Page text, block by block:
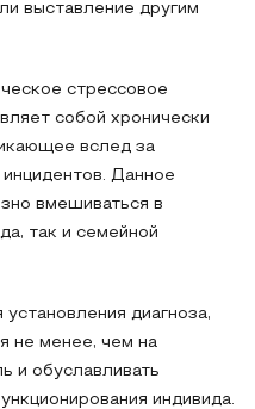
выставление другим
стрессовое
собой хронически
вслед за
Данное
вмешиваться в
так и семейной
диагноза,
не менее, чем на
и обуславливать
индивида.